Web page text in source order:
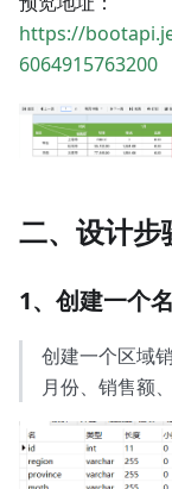
https://
6064915763200
二、设计步
1、创建一个
创建一个区域
月份、销售额